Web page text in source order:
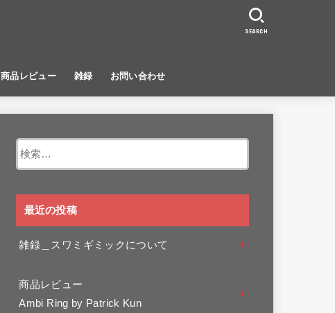
商品レビュー 雑録 お問い合わせ
SEARCH
最近の投稿
雑録＿スワミギミックについて
商品レビュー
Ambi Ring by Patrick Kun